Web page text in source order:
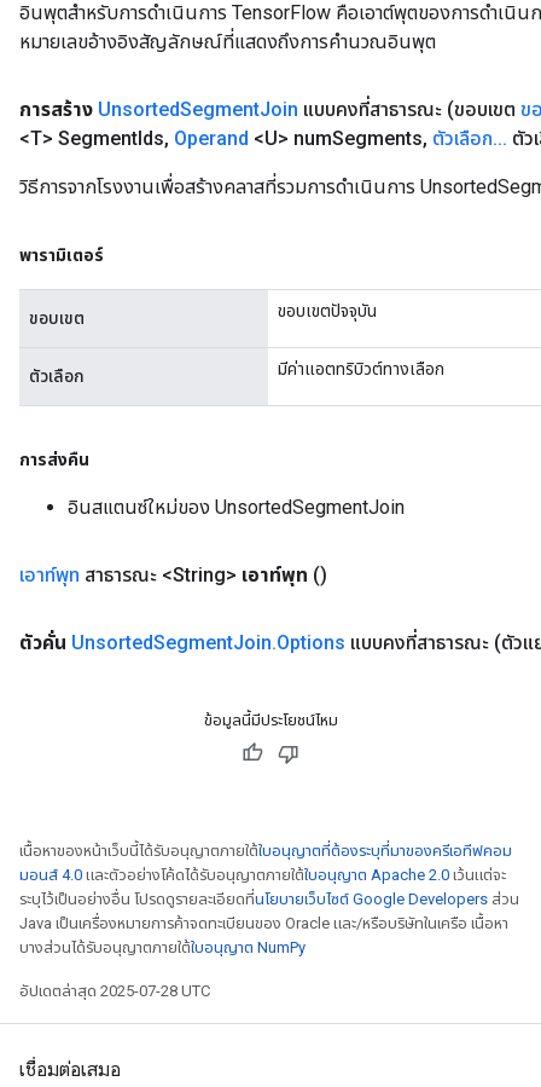
อินพุตสำหรับการดำเนินการ TensorFlow คือเอาต์พุตของการดำเนิน
หมายเลขอ้างอิงสัญลักษณ์ที่แสดงถึงการคำนวณอินพุต
การสร้าง UnsortedSegmentJoin แบบคงที่สาธารณะ (ขอบเขต ข
<T> SegmentIds, Operand <U> numSegments, ตัวเลือก... ตัว
วิธีการจากโรงงานเพื่อสร้างคลาสที่รวมการดำเนินการ
พารามิเตอร์
ขอบเขต ขอบเขตปัจจุบัน
ตัวเลือก มีค่าแอตทริบิวต์ทางเลือก
การส่งคืน
อินสแตนซ์ใหม่ของ UnsortedSegmentJoin
เอาท์พุท สาธารณะ <String> เอาท์พุท ()
ตัวคั่น UnsortedSegmentJoin.Options แบบคงที่สาธารณะ (ตัวแ
ข้อมูลนี้มีประโยชน์ไหม
เนื้อหาของหน้าเว็บนี้ได้รับอนุญาตภายใต้ใบอนุญาตที่ต้องระบุที่มาของครีเอทีฟคอม
มอนส์ 4.0 และตัวอย่างโค้ดได้รับอนุญาตภายใต้ใบอนุญาต Apache 2.0 เว้นแต่จะ
ระบุไว้เป็นอย่างอื่น โปรดดูรายละเอียดที่นโยบายเว็บไซต์ Google Developers ส่วน
Java เป็นเครื่องหมายการค้าจดทะเบียนของ Oracle และ/หรือบริษัทในเครือ เนื้อหา
บางส่วนได้รับอนุญาตภายใต้ใบอนุญาต NumPy
อัปเดตล่าสุด 2025-07-28 UTC
เชื่อมต่อเสมอ